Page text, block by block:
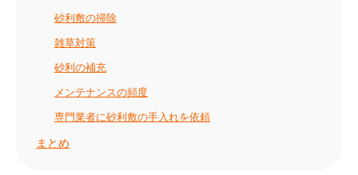
砂利敷の掃除
雑草対策
砂利の補充
メンテナンスの頻度
専門業者に砂利敷の手入れを依頼
まとめ